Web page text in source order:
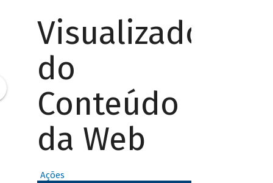
Visualizador
do
Conteúdo
da Web
Ações